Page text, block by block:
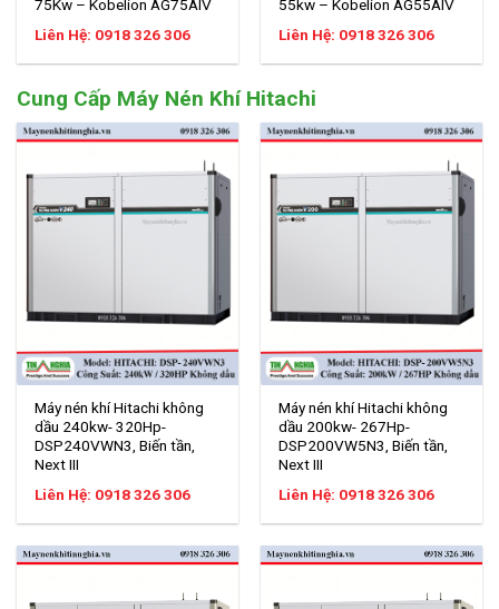
75Kw – Kobelion AG75AIV
Liên Hệ: 0918 326 306
55kw – Kobelion AG55AIV
Liên Hệ: 0918 326 306
Cung Cấp Máy Nén Khí Hitachi
Máy nén khí Hitachi không
dầu 240kw- 320Hp-
DSP240VWN3, Biến tần,
Next III
Liên Hệ: 0918 326 306
Máy nén khí Hitachi không
dầu 200kw- 267Hp-
DSP200VW5N3, Biến tần,
Next III
Liên Hệ: 0918 326 306